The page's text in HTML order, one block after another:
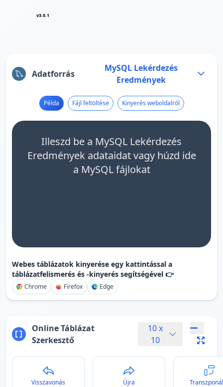
v3.0.1
Adatforrás
MySQL Lekérdezés
Eredmények
Példa Fájl feltöltése Kinyerés weboldalról
Illeszd be a MySQL Lekérdezés
Eredmények adataidat vagy húzd ide
a MySQL fájlokat
Webes táblázatok kinyerése egy kattintással a
táblázatfelismerés és -kinyerés segítségével 👉
Chrome Firefox Edge
Online Táblázat
Szerkesztő
10x
10
Visszavonás Újra